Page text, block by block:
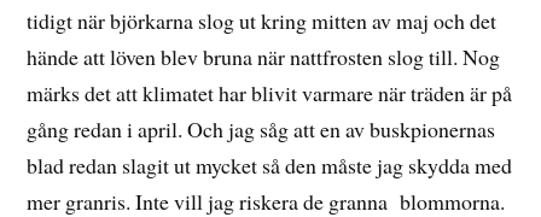
tidigt när björkarna slog ut kring mitten av maj och det
hände att löven blev bruna när nattfrosten slog till. Nog
märks det att klimatet har blivit varmare när träden är på
gång redan i april. Och jag såg att en av buskpionernas
blad redan slagit ut mycket så den måste jag skydda med
mer granris. Inte vill jag riskera de granna blommorna.